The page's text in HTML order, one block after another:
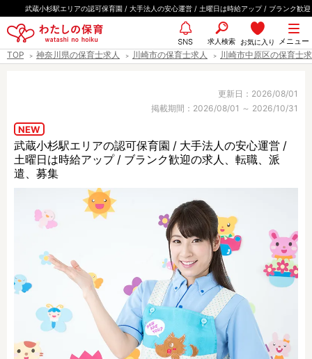
ー
の
武蔵小杉駅エリアの認可保育園 / 大手法人の安心運営 / 土曜日は時給アップ / ブランク歓迎
メニュー
お気に入り
求人検索
SNS
TOP 神奈川県の保育士求人 川崎市の保育士求人 川崎市中原区の保育士
更新日：2026/08/01
掲載期間：2026/08/01 ～ 2026/10/31
NEW
武蔵小杉駅エリアの認可保育園 / 大手法人の安心運営 /
土曜日は時給アップ / ブランク歓迎の求人、転職、派
遣、募集
都道府県
雇用形態
職種
保育教諭
保育補助
幼稚園教諭
放課後児童支援員
学童スタッフ
栄養士
調理師
調理補助
看護師
保育事務
その他